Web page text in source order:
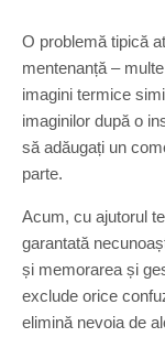
O problemă tipică
mentenanță –
imagini termice
imaginilor după o
să adăugați un
parte.
Acum, cu ajutorul
garantată
și memorarea și
exclude orice
elimină nevoia de